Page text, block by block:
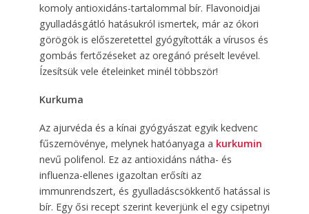
komoly antioxidáns-tartalommal bír. Flavonoidjai
gyulladásgátló hatásukról ismertek, már az ókori
görögök is előszeretettel gyógyították a vírusos és
gombás fertőzéseket az oregánó préselt levével.
Ízesítsük vele ételeinket minél többször!
Kurkuma
Az ajurvéda és a kínai gyógyászat egyik kedvenc
fűszernövénye, melynek hatóanyaga a kurkumin
nevű polifenol. Ez az antioxidáns nátha- és
influenza-ellenes igazoltan erősíti az
immunrendszert, és gyulladáscsökkentő hatással is
bír. Egy ősi recept szerint keverjünk el egy csipetnyi